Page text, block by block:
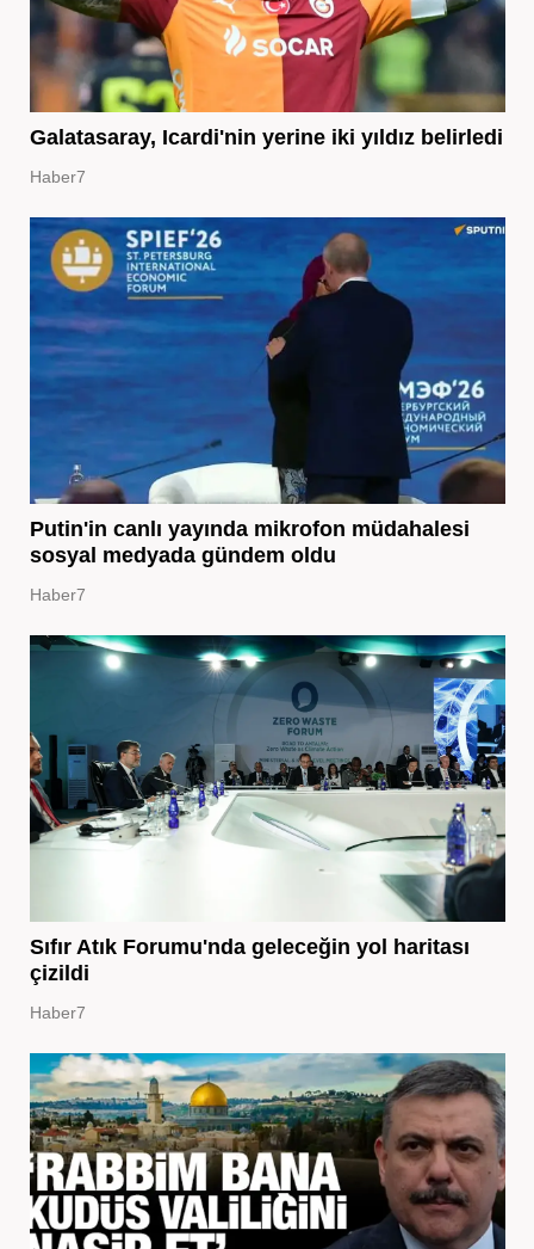
Galatasaray, Icardi'nin yerine iki yıldız belirledi
Haber7
Putin'in canlı yayında mikrofon müdahalesi
sosyal medyada gündem oldu
Haber7
Sıfır Atık Forumu'nda geleceğin yol haritası
çizildi
Haber7